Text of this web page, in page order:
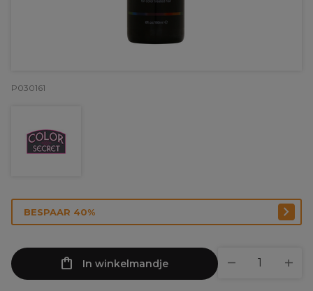
P030161
BESPAAR 40%
In winkelmandje